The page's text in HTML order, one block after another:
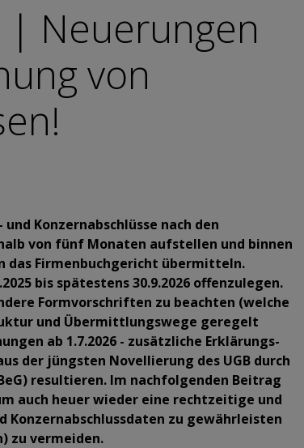
| Neuerungen
von
Konzernabschlüsse nach den
von fünf Monaten aufstellen und binnen
das Firmenbuchgericht übermitteln.
bis spätestens 30.9.2026 offenzulegen.
Formvorschriften zu beachten (welche
und Übermittlungswege geregelt
ab 1.7.2026 - zusätzliche Erklärungs-
der jüngsten Novellierung des UGB durch
resultieren. Im nachfolgenden Beitrag
auch heuer wieder eine rechtzeitige und
Konzernabschlussdaten zu gewährleisten
zu vermeiden.